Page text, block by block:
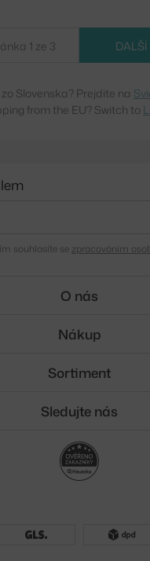
1 ze 3 DALŠÍ
Slovenska? Prejdite na
from the EU? Switch to
souhlasíte se zpracováním
O nás
Nákup
Sortiment
Sledujte nás